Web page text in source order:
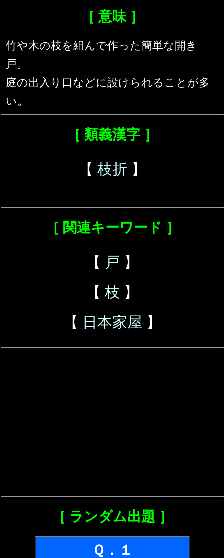
［ 意味 ］
竹や木の枝を組んで作った簡単な開き
戸。
庭の出入り口などに設けられることが多
い。
［ 類義漢字 ］
【 枝折 】
［ 関連キーワード ］
【 戸 】
【 枝 】
【 日本家屋 】
［ ランダム出題 ］
Ｑ．１